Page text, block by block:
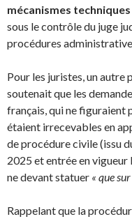
mécanismes
sous le contrôle du juge
procédures
Pour les juristes, un autre
soutenait que les
français, qui ne figuraient
étaient irrecevables en
de procédure civile (issu
2025 et entrée en vigueur
ne devant statuer « que
Rappelant que la